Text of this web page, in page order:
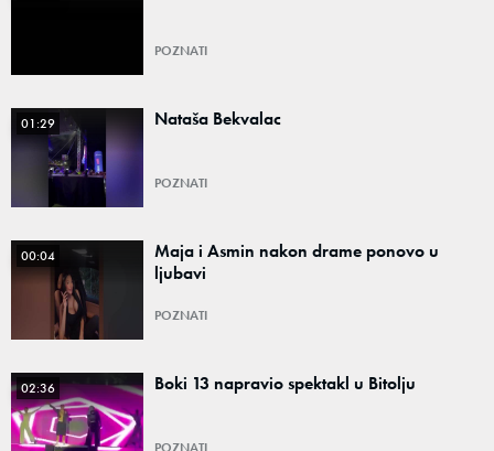
POZNATI
01:29 Nataša Bekvalac
POZNATI
00:04
Maja i Asmin nakon drame ponovo u
ljubavi
POZNATI
02:36 Boki 13 napravio spektakl u Bitolju
POZNATI